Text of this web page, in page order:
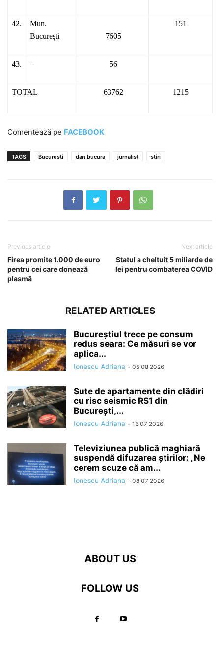
42.
Mun.
București
7605
151
43. – 56
TOTAL 63762 1215
Comentează pe FACEBOOK
TAGS Bucuresti dan bucura jurnalist stiri
Previous article
Firea promite 1.000 de euro
pentru cei care donează
plasmă
Next article
Statul a cheltuit 5 miliarde de
lei pentru combaterea COVID
RELATED ARTICLES
Bucureștiul trece pe consum
redus seara: Ce măsuri se vor
aplica...
Ionescu Adriana - 05 08 2026
Sute de apartamente din clădiri
cu risc seismic RS1 din
București,...
Ionescu Adriana - 16 07 2026
Televiziunea publică maghiară
suspendă difuzarea ştirilor: „Ne
cerem scuze că am...
Ionescu Adriana - 08 07 2026
ABOUT US
FOLLOW US